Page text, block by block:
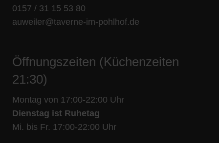
0157 / 31 15 53 80
auweiler@taverne-im-pohlhof.de
Öffnungszeiten (Küchenzeiten
21:30)
Montag von 17:00-22:00 Uhr
Dienstag ist Ruhetag
Mi. bis Fr. 17:00-22:00 Uhr